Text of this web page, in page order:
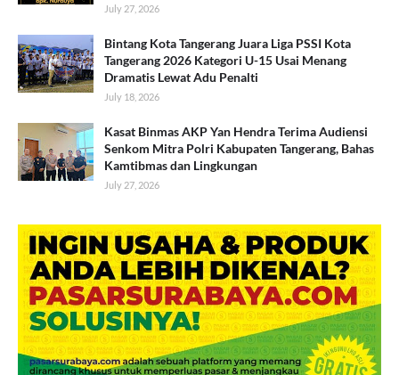
July 27, 2026
Bintang Kota Tangerang Juara Liga PSSI Kota
Tangerang 2026 Kategori U-15 Usai Menang
Dramatis Lewat Adu Penalti
July 18, 2026
Kasat Binmas AKP Yan Hendra Terima Audiensi
Senkom Mitra Polri Kabupaten Tangerang, Bahas
Kamtibmas dan Lingkungan
July 27, 2026